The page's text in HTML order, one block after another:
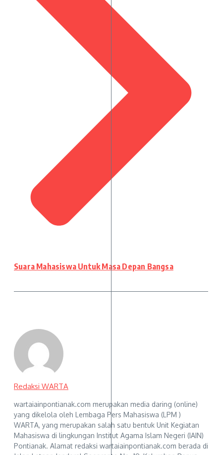
Suara Mahasiswa Untuk Masa Depan Bangsa
Redaksi WARTA
wartaiainpontianak.com merupakan media daring (online)
yang dikelola oleh Lembaga Pers Mahasiswa (LPM )
WARTA, yang merupakan salah satu bentuk Unit Kegiatan
Mahasiswa di lingkungan Institut Agama Islam Negeri (IAIN)
Pontianak. Alamat redaksi wartaiainpontianak.com berada di